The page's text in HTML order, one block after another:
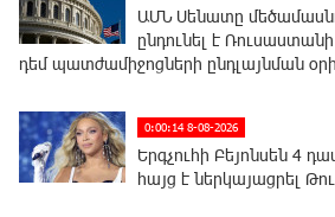
ԱՄՆ Սենատը
ընդունել է
դեմ պատժամիջոցների ընդլայնման
0:00:14 8-08-2026
Երգչուհի Բեյոնսեն ​​4
հայց է ներկայացրել